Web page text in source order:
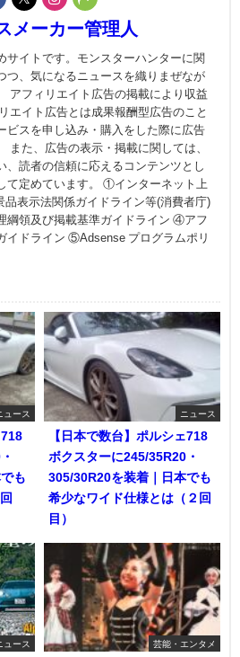
メーカー管理人
サイトです。モンスターハンターに関
つ、気になるニュースを織りまぜなが
アフィリエイト広告の掲載により収益
エイト広告とは成果報酬型広告のこと
ビスを申し込み・購入をした際に広告
また、広告の表示・掲載に関しては、
、読者の信頼に応えるコンテンツとし
て定めています。 ①インターネット上
表示法関係ガイドライン等(消費者庁)
綱領及び掲載基準ガイドライン ④アフ
イドライン ⑤Adsense プログラムポリ
ュース
718
も
ニュース
【日本で数台】ポルシェ718
ボクスターに245/35R20・
305/30R20を装着｜日本でも
希少なワイド仕様とは（２回
目）
ュース 芸能・エンタメ